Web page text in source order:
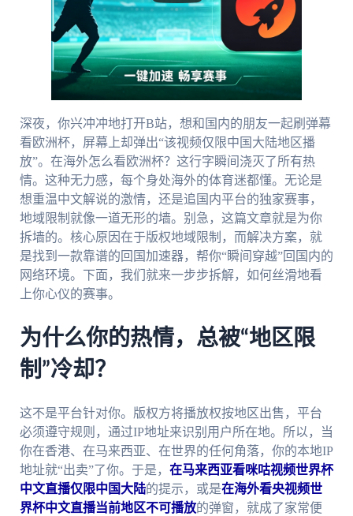
深夜，你兴冲冲地打开B站，想和国内的朋友一起刷弹幕
看欧洲杯，屏幕上却弹出“该视频仅限中国大陆地区播
放”。在海外怎么看欧洲杯？这行字瞬间浇灭了所有热
情。这种无力感，每个身处海外的体育迷都懂。无论是
想重温中文解说的激情，还是追国内平台的独家赛事，
地域限制就像一道无形的墙。别急，这篇文章就是为你
拆墙的。核心原因在于版权地域限制，而解决方案，就
是找到一款靠谱的回国加速器，帮你“瞬间穿越”回国内的
网络环境。下面，我们就来一步步拆解，如何丝滑地看
上你心仪的赛事。
为什么你的热情，总被“地区限
制”冷却？
这不是平台针对你。版权方将播放权按地区出售，平台
必须遵守规则，通过IP地址来识别用户所在地。所以，当
你在香港、在马来西亚、在世界的任何角落，你的本地IP
地址就“出卖”了你。于是， 在马来西亚看咪咕视频世界杯
中文直播仅限中国大陆的提示，或是在海外看央视频世
界杯中文直播当前地区不可播放的弹窗，就成了家常便